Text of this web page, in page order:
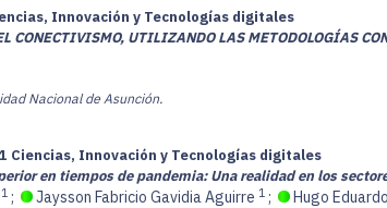
Innovación y Tecnologías digitales
CONECTIVISMO, UTILIZANDO LAS METODOLOGÍAS
Nacional de Asunción.
Ciencias, Innovación y Tecnologías digitales
en tiempos de pandemia: Una realidad en los
1 ; Jaysson Fabricio Gavidia Aguirre 1 ; Hugo